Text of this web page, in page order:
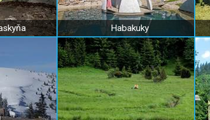
Habakuky